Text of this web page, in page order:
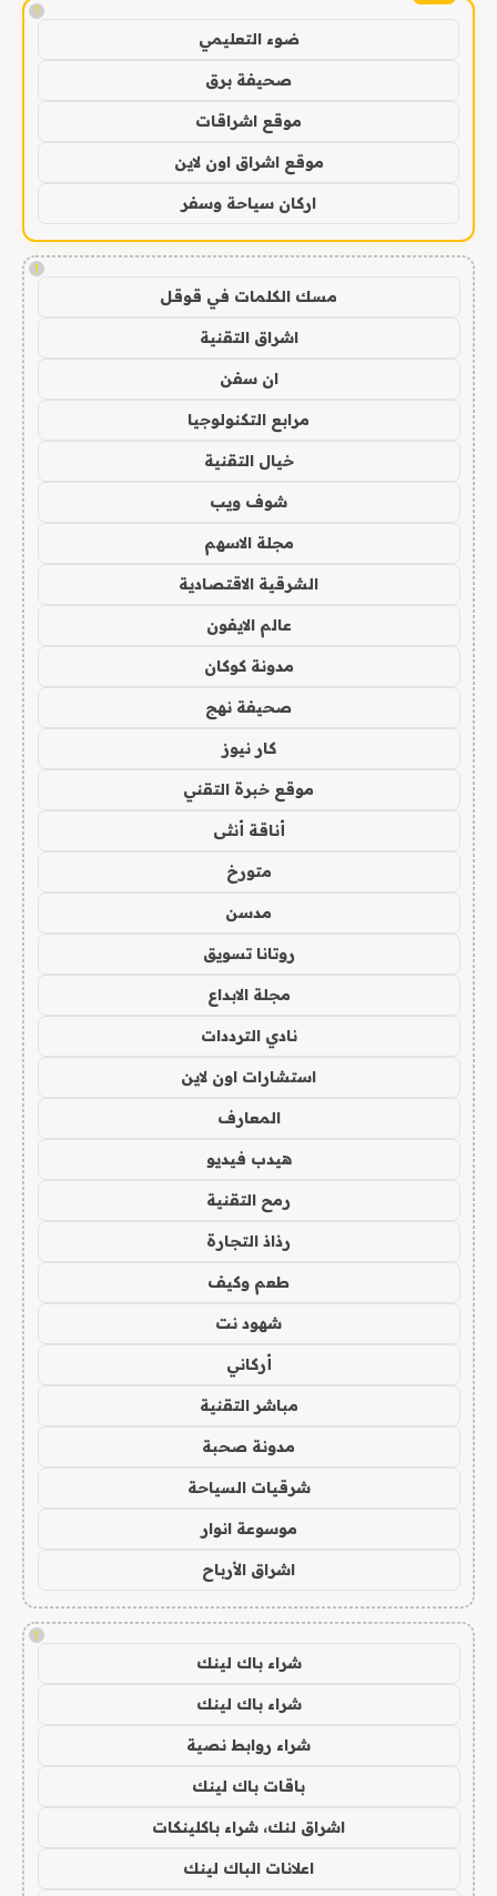
!
ضوء التعليمي
صحيفة برق
موقع اشراقات
موقع اشراق اون لاين
اركان سياحة وسفر
!
مسك الكلمات في قوقل
اشراق التقنية
ان سفن
مرابع التكنولوجيا
خيال التقنية
شوف ويب
مجلة الاسهم
الشرقية الاقتصادية
عالم الايفون
مدونة كوكان
صحيفة نهج
كار نيوز
موقع خبرة التقني
أناقة أنثى
متورخ
مدسن
روتانا تسويق
مجلة الابداع
نادي الترددات
استشارات اون لاين
المعارف
هيدب فيديو
رمح التقنية
رذاذ التجارة
طعم وكيف
شهود نت
أركاني
مباشر التقنية
مدونة صحبة
شرقيات السياحة
موسوعة انوار
اشراق الأرباح
!
شراء باك لينك
شراء باك لينك
شراء روابط نصية
باقات باك لينك
اشراق لنك، شراء باكلينكات
اعلانات الباك لينك